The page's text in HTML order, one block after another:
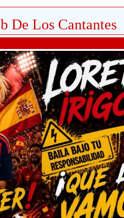
De Los Cantantes